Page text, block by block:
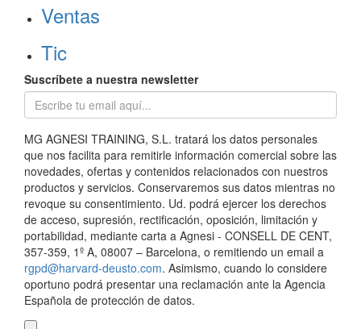
Ventas
Tic
Suscríbete a nuestra newsletter
MG AGNESI TRAINING, S.L. tratará los datos personales
que nos facilita para remitirle información comercial sobre las
novedades, ofertas y contenidos relacionados con nuestros
productos y servicios. Conservaremos sus datos mientras no
revoque su consentimiento. Ud. podrá ejercer los derechos
de acceso, supresión, rectificación, oposición, limitación y
portabilidad, mediante carta a Agnesi - CONSELL DE CENT,
357-359, 1º A, 08007 – Barcelona, o remitiendo un email a
rgpd@harvard-deusto.com. Asimismo, cuando lo considere
oportuno podrá presentar una reclamación ante la Agencia
Española de protección de datos.